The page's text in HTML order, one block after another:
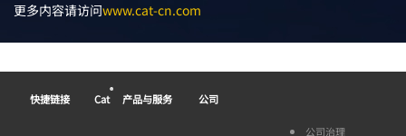
更多内容请访问www.cat-cn.com
快捷链接 Cat
®
产品与服务 公司
公司治理